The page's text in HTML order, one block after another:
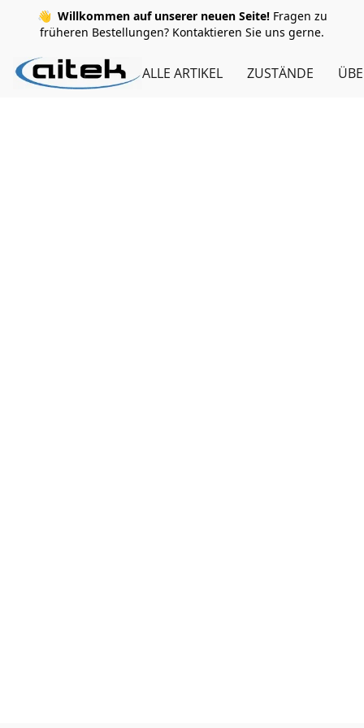
👋 Willkommen auf unserer neuen Seite! Fragen zu
früheren Bestellungen? Kontaktieren Sie uns gerne.
ALLE ARTIKEL ZUSTÄNDE